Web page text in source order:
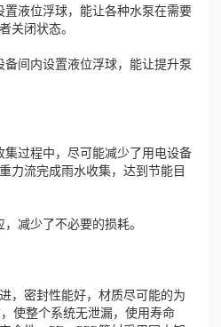
液位浮球，能让各种水泵在需要
关闭状态。
间内设置液位浮球，能让提升泵
过程中，尽可能减少了用电设备
力流完成雨水收集，达到节能目
减少了不必要的损耗。
密封性能好，材质尽可能的为
使整个系统无泄漏，使用寿命